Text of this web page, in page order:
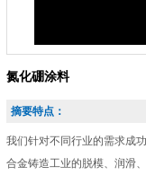
氮化硼涂料
摘要特点：
我们针对不同行业的需求成
合金铸造工业的脱模、润滑